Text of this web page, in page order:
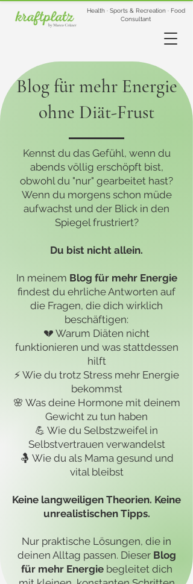
Health · Sports & Recreation · Food
Consultant
Blog für mehr Energie
ohne Diät-Frust
Kennst du das Gefühl, wenn du
abends völlig erschöpft bist,
obwohl du "nur" gearbeitet hast?
Wenn du morgens schon müde
aufwachst und der Blick in den
Spiegel frustriert?
Du bist nicht allein.
In meinem Blog für mehr Energie
findest du ehrliche Antworten auf
die Fragen, die dich wirklich
beschäftigen:
💔 Warum Diäten nicht
funktionieren und was stattdessen
hilft
⚡ Wie du trotz Stress mehr Energie
bekommst
🌸 Was deine Hormone mit deinem
Gewicht zu tun haben
💪 Wie du Selbstzweifel in
Selbstvertrauen verwandelst
🤱 Wie du als Mama gesund und
vital bleibst
Keine langweiligen Theorien. Keine
unrealistischen Tipps.
Nur praktische Lösungen, die in
deinen Alltag passen. Dieser Blog
für mehr Energiebegleitet dich